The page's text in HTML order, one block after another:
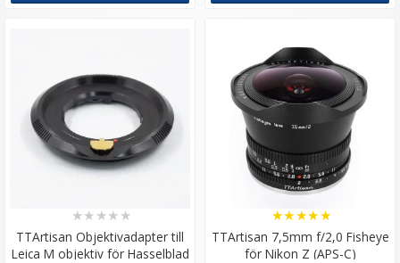
TTArtisan Objektivadapter till
Leica M objektiv för Hasselblad
★★ ★★ ★
TTArtisan 7,5mm f/2,0 Fisheye
för Nikon Z (APS-C)
★★★★★